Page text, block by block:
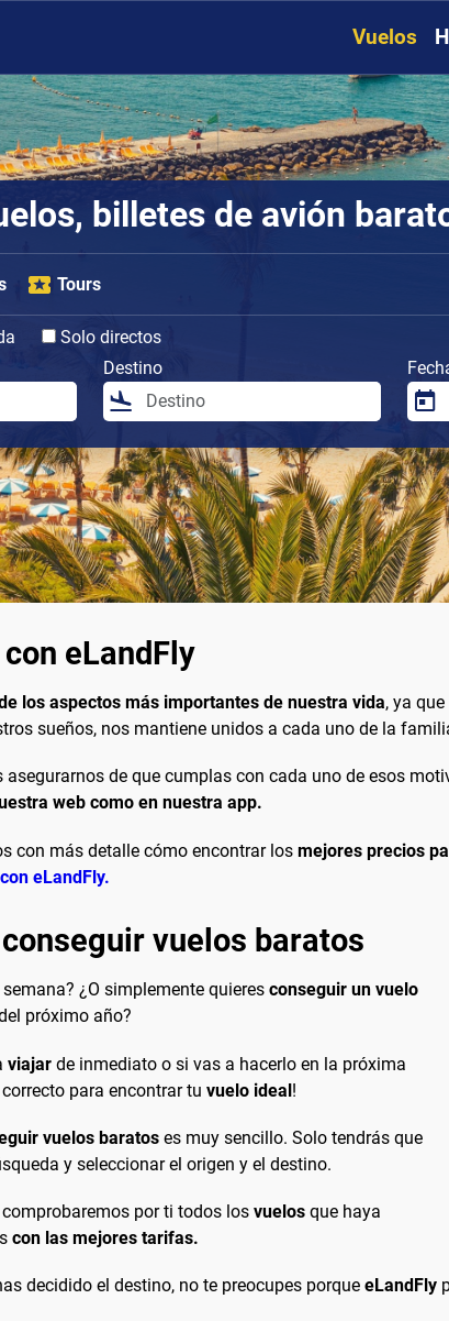
Vuelos
billetes de avión
Tours
Solo directos
Destino
eLandFly
los aspectos más importantes de nuestra vida, ya
sueños, nos mantiene unidos a cada uno de la
asegurarnos de que cumplas con cada uno de esos
web como en nuestra app.
con más detalle cómo encontrar los mejores precios
eLandFly.
vuelos baratos
¿O simplemente quieres conseguir un vuelo
próximo año?
viajar de inmediato o si vas a hacerlo en la próxima
para encontrar tu vuelo ideal!
vuelos baratos es muy sencillo. Solo tendrás que
y seleccionar el origen y el destino.
por ti todos los vuelos que haya
con las mejores tarifas.
decidido el destino, no te preocupes porque eLandFly